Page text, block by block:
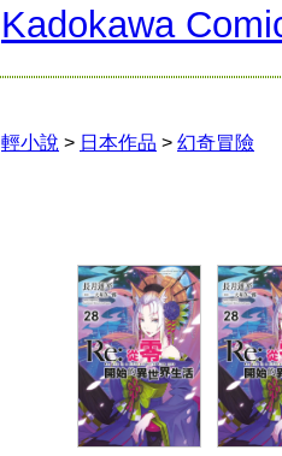
Kadokawa
輕小說 > 日本作品 > 幻奇冒險